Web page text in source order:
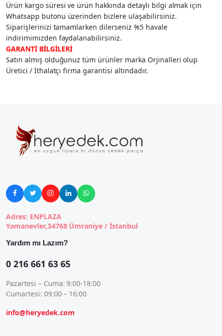
Ürün kargo süresi ve ürün hakkında detaylı bilgi almak için
Whatsapp butonu üzerinden bizlere ulaşabilirsiniz.
Siparişlerinizi tamamlarken dilerseniz %5 havale
indirimimizden faydalanabilirsiniz.
GARANTİ BİLGİLERİ
Satın almış olduğunuz tüm ürünler marka Orjinalleri olup
Üretici / İthalatçı firma garantisi altındadır.
    
Adres: ENPLAZA
Yamanevler,34768 Ümraniye / İstanbul
Yardım mı Lazım?
0 216 661 63 65
Pazartesi – Cuma: 9:00-18:00
Cumartesi: 09:00 – 16:00
info@heryedek.com